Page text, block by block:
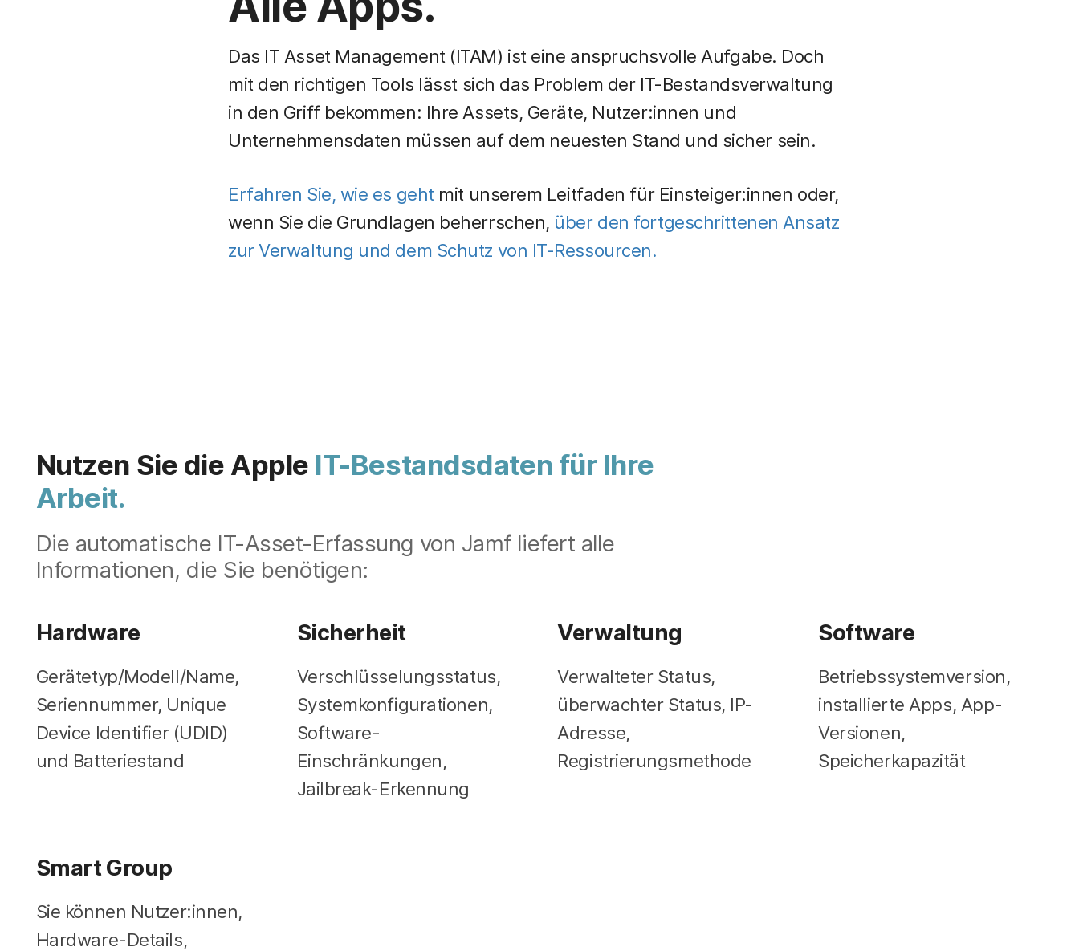
Das IT Asset Management (ITAM) ist eine anspruchsvolle Aufgabe. Doch
mit den richtigen Tools lässt sich das Problem der IT-Bestandsverwaltung
in den Griff bekommen: Ihre Assets, Geräte, Nutzer:innen und
Unternehmensdaten müssen auf dem neuesten Stand und sicher sein.
Erfahren Sie, wie es geht mit unserem Leitfaden für Einsteiger:innen oder,
wenn Sie die Grundlagen beherrschen, über den fortgeschrittenen Ansatz
zur Verwaltung und dem Schutz von IT-Ressourcen.
Nutzen Sie die Apple IT-Bestandsdaten für Ihre
Arbeit.
Die automatische IT-Asset-Erfassung von Jamf liefert alle
Informationen, die Sie benötigen:
Hardware
Gerätetyp/Modell/Name,
Seriennummer, Unique
Device Identifier (UDID)
und Batteriestand
Sicherheit
Verschlüsselungsstatus,
Systemkonfigurationen,
Software-
Einschränkungen,
Jailbreak-Erkennung
Verwaltung
Verwalteter Status,
überwachter Status, IP-
Adresse,
Registrierungsmethode
Software
Betriebssystemversion,
installierte Apps, App-
Versionen,
Speicherkapazität
Smart Group
Sie können Nutzer:innen,
Hardware-Details,